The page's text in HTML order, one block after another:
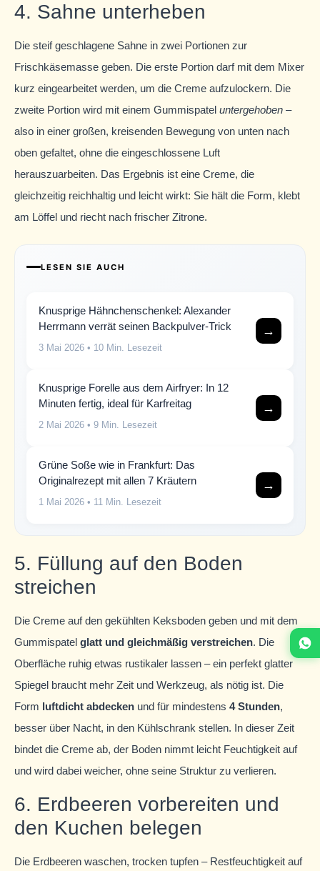
4. Sahne unterheben
Die steif geschlagene Sahne in zwei Portionen zur
Frischkäsemasse geben. Die erste Portion darf mit dem Mixer
kurz eingearbeitet werden, um die Creme aufzulockern. Die
zweite Portion wird mit einem Gummispatel untergehoben –
also in einer großen, kreisenden Bewegung von unten nach
oben gefaltet, ohne die eingeschlossene Luft
herauszuarbeiten. Das Ergebnis ist eine Creme, die
gleichzeitig reichhaltig und leicht wirkt: Sie hält die Form, klebt
am Löffel und riecht nach frischer Zitrone.
LESEN SIE AUCH
Knusprige Hähnchenschenkel: Alexander
Herrmann verrät seinen Backpulver-Trick
3 Mai 2026 • 10 Min. Lesezeit
→
Knusprige Forelle aus dem Airfryer: In 12
Minuten fertig, ideal für Karfreitag
2 Mai 2026 • 9 Min. Lesezeit
→
Grüne Soße wie in Frankfurt: Das
Originalrezept mit allen 7 Kräutern
1 Mai 2026 • 11 Min. Lesezeit
→
5. Füllung auf den Boden
streichen
Die Creme auf den gekühlten Keksboden geben und mit dem
Gummispatel glatt und gleichmäßig verstreichen. Die
Oberfläche ruhig etwas rustikaler lassen – ein perfekt glatter
Spiegel braucht mehr Zeit und Werkzeug, als nötig ist. Die
Form luftdicht abdecken und für mindestens 4 Stunden,
besser über Nacht, in den Kühlschrank stellen. In dieser Zeit
bindet die Creme ab, der Boden nimmt leicht Feuchtigkeit auf
und wird dabei weicher, ohne seine Struktur zu verlieren.
6. Erdbeeren vorbereiten und
den Kuchen belegen
Die Erdbeeren waschen, trocken tupfen – Restfeuchtigkeit auf